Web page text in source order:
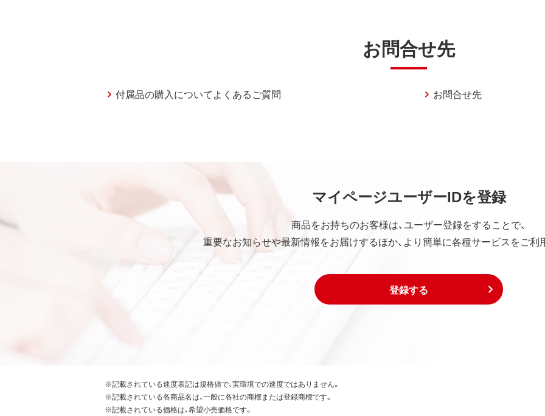
お問合せ先
付属品の購入についてよくあるご質問 お問合せ先
マイページユーザーIDを登録
商品をお持ちのお客様は、ユーザー登録をすることで、
重要なお知らせや最新情報をお届けするほか、より簡単に各種サービスをご利
登録する
※記載されている速度表記は規格値で、実環境での速度ではありません。
※記載されている各商品名は、一般に各社の商標または登録商標です。
※記載されている価格は、希望小売価格です。